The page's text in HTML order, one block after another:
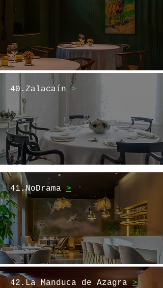
40.Zalacaín>
41.NoDrama >
42.La Manduca de Azagra >